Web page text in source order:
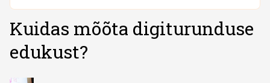
Kuidas mõõta digiturunduse
edukust?